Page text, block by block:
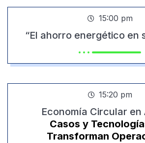
15:00 pm
“El ahorro energético en
15:20 pm
Economía Circular en
Casos y
Transforman